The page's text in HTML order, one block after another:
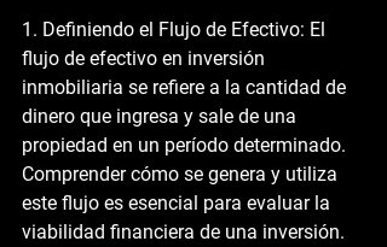
1. Definiendo el Flujo de Efectivo: El
flujo de efectivo en inversión
inmobiliaria se refiere a la cantidad de
dinero que ingresa y sale de una
propiedad en un período determinado.
Comprender cómo se genera y utiliza
este flujo es esencial para evaluar la
viabilidad financiera de una inversión.